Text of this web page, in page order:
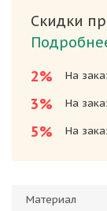
Скидки
2%
На
3% На
5%
На
Материал